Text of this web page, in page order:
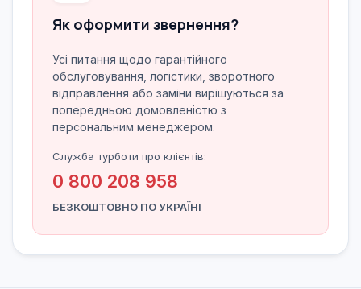
Як оформити звернення?
Усі питання щодо гарантійного
обслуговування, логістики, зворотного
відправлення або заміни вирішуються за
попередньою домовленістю з
персональним менеджером.
Служба турботи про клієнтів:
0 800 208 958
БЕЗКОШТОВНО ПО УКРАЇНІ